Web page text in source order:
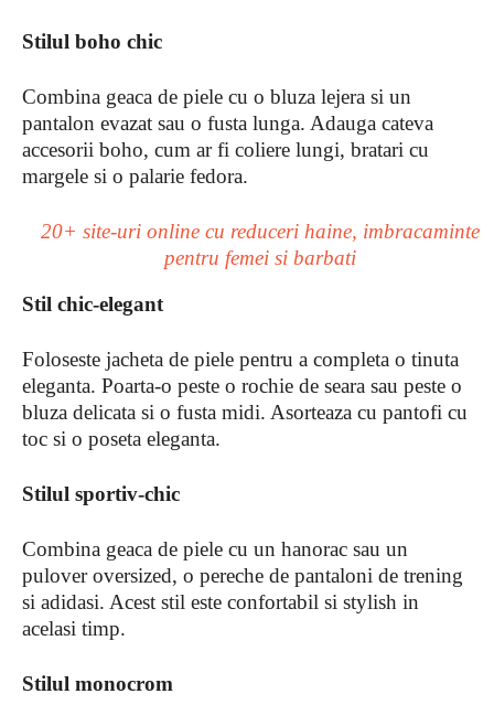
Stilul boho chic
Combina geaca de piele cu o bluza lejera si un
pantalon evazat sau o fusta lunga. Adauga cateva
accesorii boho, cum ar fi coliere lungi, bratari cu
margele si o palarie fedora.
20+ site-uri online cu reduceri haine, imbracaminte
pentru femei si barbati
Stil chic-elegant
Foloseste jacheta de piele pentru a completa o tinuta
eleganta. Poarta-o peste o rochie de seara sau peste o
bluza delicata si o fusta midi. Asorteaza cu pantofi cu
toc si o poseta eleganta.
Stilul sportiv-chic
Combina geaca de piele cu un hanorac sau un
pulover oversized, o pereche de pantaloni de trening
si adidasi. Acest stil este confortabil si stylish in
acelasi timp.
Stilul monocrom